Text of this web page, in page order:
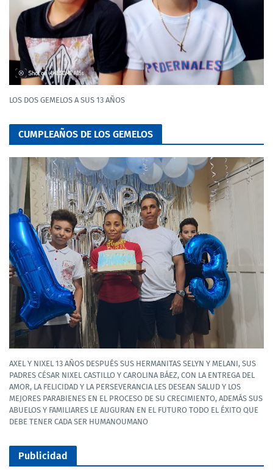
LOS DOS GEMELOS A SUS 13 AÑOS
CUMPLEAÑOS DE LOS GEMELOS
AXEL Y NIXEL 13 AÑOS DESPUÉS SUS HERMANITAS SELYN Y MELANI, SUS
PADRES CÉSAR NIXEL CASTILLO Y CAROLINA BÁEZ, CON LA ENTREGA DEL
AMOR, LA FELICIDAD Y LA PERSEVERANCIA LES DESEAN SALUD Y LOS
MEJORES PARABIENES EN EL PROCESO DE SU CRECIMIENTO, ADEMÁS SUS
ABUELOS Y FAMILIARES LE AUGURAN EN EL FUTURO TODO EL ÉXITO QUE
DEBE TENER CADA SER HUMANOUMANO
Publicidad